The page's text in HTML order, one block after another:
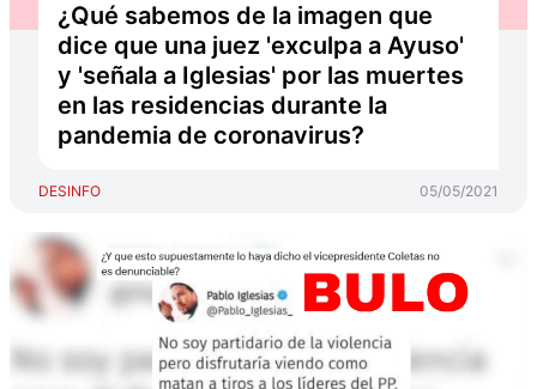
¿Qué sabemos de la imagen que
dice que una juez 'exculpa a Ayuso'
y 'señala a Iglesias' por las muertes
en las residencias durante la
pandemia de coronavirus?
DESINFO 05/05/2021